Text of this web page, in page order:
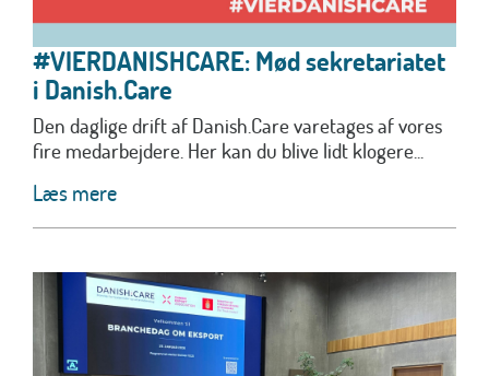
#VIERDANISHCARE: Mød sekretariatet
i Danish.Care
Den daglige drift af Danish.Care varetages af vores
fire medarbejdere. Her kan du blive lidt klogere...
Læs mere